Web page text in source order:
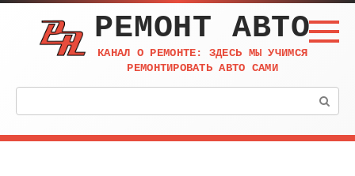
Перейти
контенту
РЕМОНТ АВТО
КАНАЛ О РЕМОНТЕ: ЗДЕСЬ МЫ УЧИМСЯ
РЕМОНТИРОВАТЬ АВТО САМИ
Поиск: